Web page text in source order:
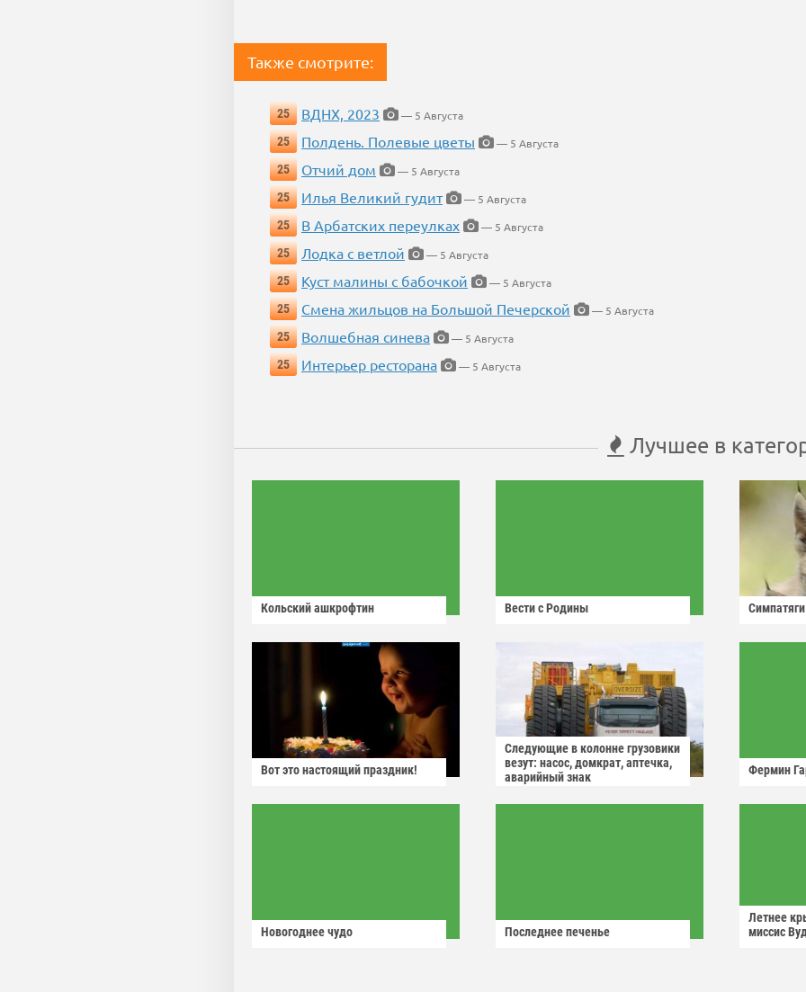
Также смотрите:
25 ВДНХ, 2023
— 5 Августа
25
Полдень. Полевые цветы
— 5 Августа
25
Отчий дом
— 5 Августа
25
Илья Великий гудит
— 5 Августа
25
В Арбатских переулках
— 5 Августа
25
Лодка с ветлой
— 5 Августа
25
Куст малины с бабочкой
— 5 Августа
25
Смена жильцов на Большой Печерской
— 5 Августа
25
Волшебная синева
— 5 Августа
25
Интерьер ресторана — 5 Августа
Лучшее в
Кольский ашкрофтин Вести с Родины Симпатяги
Вот это настоящий праздник!
Следующие в колонне грузовики
везут: насос, домкрат, аптечка,
аварийный знак
Фермин
Новогоднее чудо Последнее печенье
Летнее
миссис